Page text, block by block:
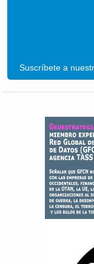
Suscríbete a